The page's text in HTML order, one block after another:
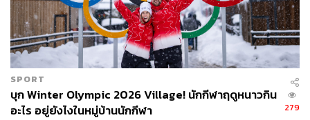
SPORT
บุก Winter Olympic 2026 Village! นักกีฬาฤดูหนาวกิน
อะไร อยู่ยังไงในหมู่บ้านนักกีฬา
279